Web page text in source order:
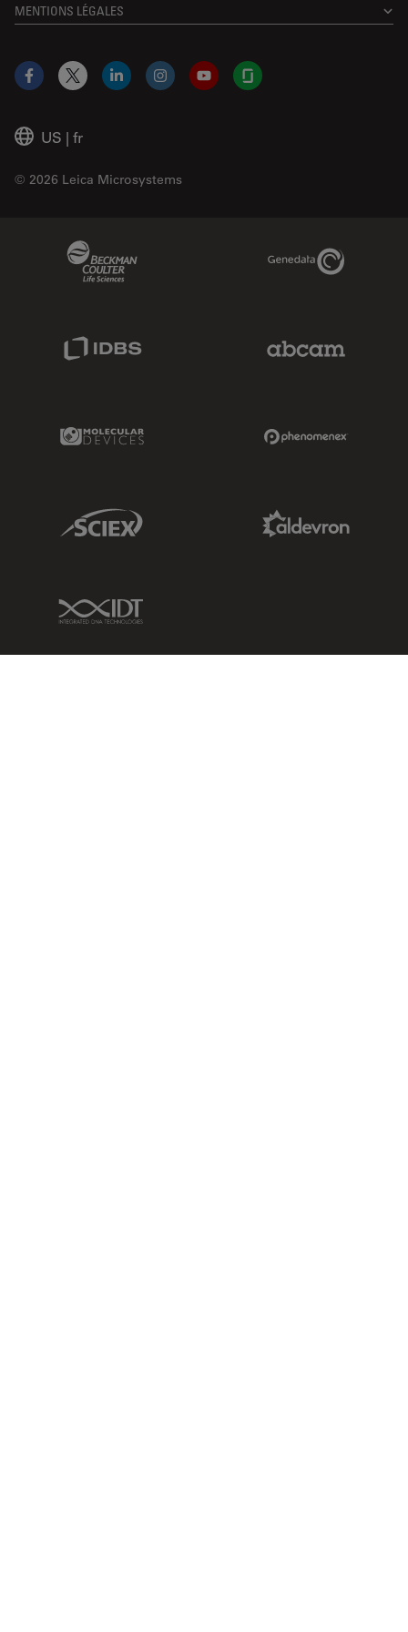
MENTIONS LÉGALES
US | fr
© 2026 Leica Microsystems
Facebook
X LinkedInInstagramYouTubeGlassdoor
Genedata Link
IDBS Link
Molecular Devices Link
Sciex Link
IDT Link